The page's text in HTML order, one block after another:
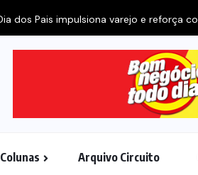
Colunas Arquivo Circuito